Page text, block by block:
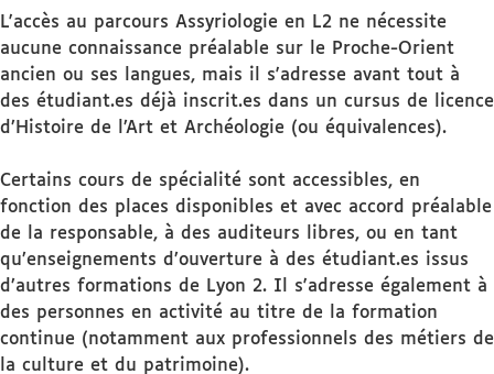
L'accès au parcours Assyriologie en L2 ne nécessite
aucune connaissance préalable sur le Proche-Orient
ancien ou ses langues, mais il s'adresse avant tout à
des étudiant.es déjà inscrit.es dans un cursus de licence
d’Histoire de l’Art et Archéologie (ou équivalences).
Certains cours de spécialité sont accessibles, en
fonction des places disponibles et avec accord préalable
de la responsable, à des auditeurs libres, ou en tant
qu’enseignements d’ouverture à des étudiant.es issus
d’autres formations de Lyon 2. Il s'adresse également à
des personnes en activité au titre de la formation
continue (notamment aux professionnels des métiers de
la culture et du patrimoine).